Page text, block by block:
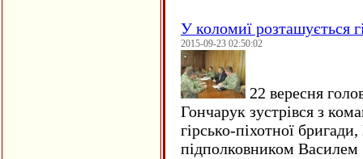
У коломиї розташується
2015-09-23 02:50:02
22 вересня
Гончарук зустрівся з
гірсько-піхотної
підполковником